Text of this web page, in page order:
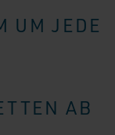
UM JEDE
AB